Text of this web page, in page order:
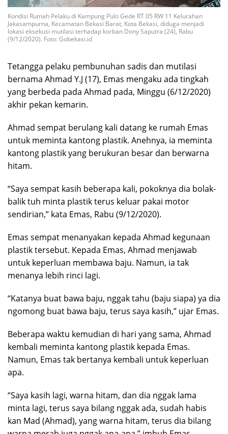
Kondisi Rumah Pelaku di Kampung Pulo Gede RT 05 RW 11 Kelurahan
Jakasampurna, Kecamatan Bekasi Barat, Kota Bekasi, diduga menjadi
lokasi eksekusi mutilasi terhadap korban Dony Saputra (24), Rabu
(9/12/2020). Foto: Gobekasi.id
Tetangga pelaku pembunuhan sadis dan mutilasi
bernama Ahmad Y.J (17), Emas mengaku ada tingkah
yang berbeda pada Ahmad pada, Minggu (6/12/2020)
akhir pekan kemarin.
Ahmad sempat berulang kali datang ke rumah Emas
untuk meminta kantong plastik. Anehnya, ia meminta
kantong plastik yang berukuran besar dan berwarna
hitam.
“Saya sempat kasih beberapa kali, pokoknya dia bolak-
balik tuh minta plastik terus keluar pakai motor
sendirian,” kata Emas, Rabu (9/12/2020).
Emas sempat menanyakan kepada Ahmad kegunaan
plastik tersebut. Kepada Emas, Ahmad menjawab
untuk keperluan membawa baju. Namun, ia tak
menanya lebih rinci lagi.
“Katanya buat bawa baju, nggak tahu (baju siapa) ya dia
ngomong buat bawa baju, terus saya kasih,” ujar Emas.
Beberapa waktu kemudian di hari yang sama, Ahmad
kembali meminta kantong plastik kepada Emas.
Namun, Emas tak bertanya kembali untuk keperluan
apa.
“Saya kasih lagi, warna hitam, dan dia nggak lama
minta lagi, terus saya bilang nggak ada, sudah habis
kan Mad (Ahmad), yang warna hitam, terus dia bilang